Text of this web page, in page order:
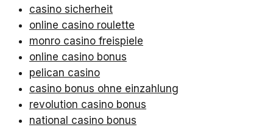
casino sicherheit
online casino roulette
monro casino freispiele
online casino bonus
pelican casino
casino bonus ohne einzahlung
revolution casino bonus
national casino bonus